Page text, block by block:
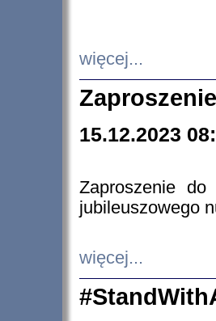
więcej...
15.12.2023
Zaproszenie do
jubileuszowego
więcej...